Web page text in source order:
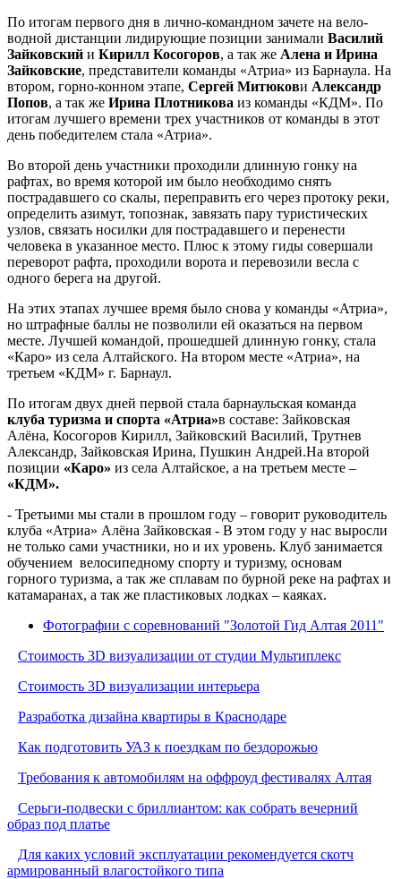
По итогам первого дня в лично-командном зачете на вело-
водной дистанции лидирующие позиции занимали Василий
Зайковский и Кирилл Косогоров, а так же Алена и Ирина
Зайковские, представители команды «Атриа» из Барнаула. На
втором, горно-конном этапе, Сергей Митюкови Александр
Попов, а так же Ирина Плотникова из команды «КДМ». По
итогам лучшего времени трех участников от команды в этот
день победителем стала «Атриа».
Во второй день участники проходили длинную гонку на
рафтах, во время которой им было необходимо снять
пострадавшего со скалы, переправить его через протоку реки,
определить азимут, топознак, завязать пару туристических
узлов, связать носилки для пострадавшего и перенести
человека в указанное место. Плюс к этому гиды совершали
переворот рафта, проходили ворота и перевозили весла с
одного берега на другой.
На этих этапах лучшее время было снова у команды «Атриа»,
но штрафные баллы не позволили ей оказаться на первом
месте. Лучшей командой, прошедшей длинную гонку, стала
«Каро» из села Алтайского. На втором месте «Атриа», на
третьем «КДМ» г. Барнаул.
По итогам двух дней первой стала барнаульская команда
клуба туризма и спорта «Атриа»в составе: Зайковская
Алёна, Косогоров Кирилл, Зайковский Василий, Трутнев
Александр, Зайковская Ирина, Пушкин Андрей.На второй
позиции «Каро» из села Алтайское, а на третьем месте –
«КДМ».
- Третьими мы стали в прошлом году – говорит руководитель
клуба «Атриа» Алёна Зайковская - В этом году у нас выросли
не только сами участники, но и их уровень. Клуб занимается
обучением велосипедному спорту и туризму, основам
горного туризма, а так же сплавам по бурной реке на рафтах и
катамаранах, а так же пластиковых лодках – каяках.
Фотографии с соревнований "Золотой Гид Алтая 2011"
Стоимость 3D визуализации от студии Мультиплекс
Стоимость 3D визуализации интерьера
Разработка дизайна квартиры в Краснодаре
Как подготовить УАЗ к поездкам по бездорожью
Требования к автомобилям на оффроуд фестивалях Алтая
Серьги-подвески с бриллиантом: как собрать вечерний
образ под платье
Для каких условий эксплуатации рекомендуется скотч
армированный влагостойкого типа